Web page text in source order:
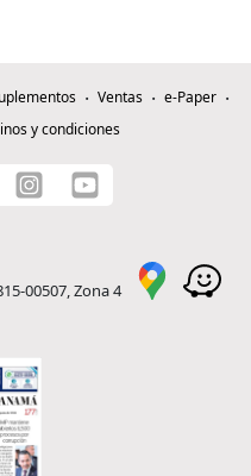
Ventas
e-Paper
y condiciones
00507, Zona 4